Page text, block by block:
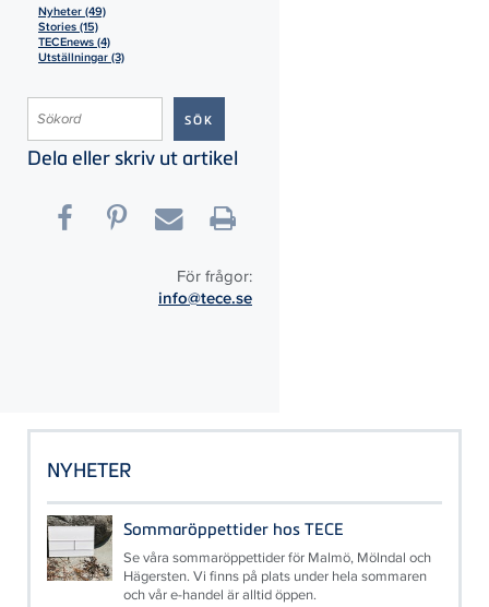
Nyheter (49)
Stories (15)
TECEnews (4)
Utställningar (3)
Dela eller skriv ut artikel
För frågor:
info@tece.se
NYHETER
Sommaröppettider hos TECE
Se våra sommaröppettider för Malmö, Mölndal och
Hägersten. Vi finns på plats under hela sommaren
och vår e-handel är alltid öppen.